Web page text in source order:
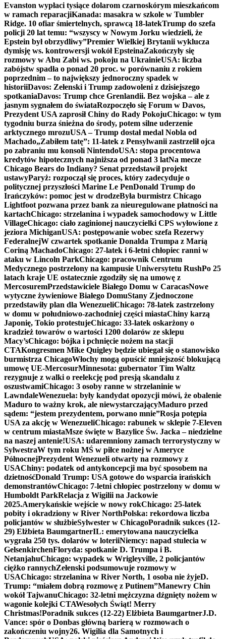
Evanston wypłaci tysiące dolarom czarnoskórym mieszkańcom
w ramach reparacjiKanada: masakra w szkole w Tumbler
Ridge. 10 ofiar śmiertelnych, sprawcą 18-latekTrump do szefa
policji 20 lat temu: “wszyscy w Nowym Jorku wiedzieli, że
Epstein był obrzydliwy”Premier Wielkiej Brytanii wyklucza
dymisję ws. kontrowersji wokół EpsteinaZakończyły się
rozmowy w Abu Zabi ws. pokoju na UkrainieUSA: liczba
zabójstw spadła o ponad 20 proc. w porównaniu z rokiem
poprzednim – to największy jednoroczny spadek w
historiiDavos: Zełenski i Trump zadowoleni z dzisiejszego
spotkaniaDavos: Trump chce Grenlandii. Bez wojska – ale z
jasnym sygnałem do świataRozpoczęło się Forum w Davos,
Prezydent USA zaprosił Chiny do Rady PokojuChicago: w tym
tygodniu burza śnieżna do środy, potem silne uderzenie
arktycznego mrozuUSA – Trump dostał medal Nobla od
Machado„Zabiłem tatę”: 11-latek z Pensylwanii zastrzelił ojca
po zabraniu mu konsoli NintendoUSA: stopa procentowa
kredytów hipotecznych najniższa od ponad 3 latNa mecze
Chicago Bears do Indiany? Senat przedstawił projekt
ustawyParyż: rozpoczął się proces, który zadecyduje o
politycznej przyszłości Marine Le PenDonald Trump do
Irańczyków: pomoc jest w drodzeByła burmistrz Chicago
Lightfoot pozwana przez bank za nieuregulowane płatności na
kartachChicago: strzelanina i wypadek samochodowy w Little
VillageChicago: ciało zaginionej nauczycielki CPS wyłowione z
jeziora MichiganUSA: postępowanie wobec szefa Rezerwy
FederalnejW czwartek spotkanie Donalda Trumpa z Maríą
Coriną MachadoChicago: 27-latek i 6-letni chłopiec ranni w
ataku w Lincoln ParkChicago: pracownik Centrum
Medycznego postrzelony na kampusie Uniwersytetu RushPo 25
latach kraje UE ostatecznie zgodziły się na umowę z
MercosuremPrzedstawiciele Białego Domu w CaracasNowe
wytyczne żywieniowe Białego DomuStany Zjednoczone
przedstawiły plan dla WenezueliChicago: 78-latek zastrzelony
w domu w południowo-zachodniej części miastaChiny karzą
Japonię, Tokio protestujeChicago: 33-latek oskarżony o
kradzież towarów o wartości 1200 dolarów ze sklepu
Macy’sChicago: bójka i pchnięcie nożem na stacji
CTAKongresmen Mike Quigley będzie ubiegał się o stanowisko
burmistrza ChicagoWłochy mogą opuścić mniejszość blokującą
umowę UE-MercosurMinnesota: gubernator Tim Waltz
rezygnuje z walki o reelekcję pod presją skandalu z
oszustwamiChicago: 3 osoby ranne w strzelaninie w
LawndaleWenezuela: były kandydat opozycji mówi, że obalenie
Maduro to ważny krok, ale niewystarczającyMaduro przed
sądem: “jestem prezydentem, porwano mnie”Rosja potępia
USA za akcję w WenezueliChicago: rabunek w sklepie 7-Eleven
w centrum miastaMsze święte w Bazylice Św. Jacka – niedzielne
na naszej antenie!USA: udaremniony zamach terrorystyczny w
SylwestraW tym roku MŚ w piłce nożnej w Ameryce
PółnocnejPrezydent Wenezueli otwarty na rozmowy z
USAChiny: podatek od antykoncepcji ma być sposobem na
dzietnośćDonald Trump: USA gotowe do wsparcia irańskich
demonstrantówChicago: 7-letni chłopiec postrzelony w domu w
Humboldt ParkRelacja z Wigilii na Jackowie
2025.Amerykańskie wejście w nowy rokChicago: 25-latek
pobity i okradziony w River NorthPolska: rekordowa liczba
policjantów w służbieSylwester w ChicagoPoradnik sukces (12-
29) Elżbieta BaumgartnerIL: emerytowana nauczycielka
wygrała 250 tys. dolarów w loteriiNiemcy: napad stulecia w
GelsenkirchenFloryda: spotkanie D. Trumpa i B.
NetanjahuChicago: wypadek w Wrigleyville, 2 policjantów
ciężko rannychZełenski podsumowuje rozmowy w
USAChicago: strzelanina w River North, 1 osoba nie żyjeD.
Trump: “miałem dobrą rozmowę z Putinem”Manewry Chin
wokół TajwanuChicago: 32-letni mężczyzna dźgnięty nożem w
wagonie kolejki CTAWesołych Świąt! Merry
Christmas!Poradnik sukces (12-22) Elżbieta BaumgartnerJ.D.
Vance: spór o Donbas główną barierą w rozmowach o
zakończeniu wojny26. Wigilia dla Samotnych i